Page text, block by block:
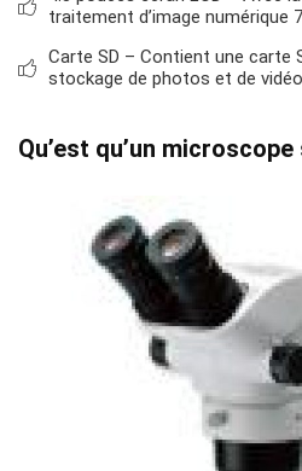
traitement d’image numérique
Carte SD – Contient une carte
stockage de photos et de
Qu’est qu’un